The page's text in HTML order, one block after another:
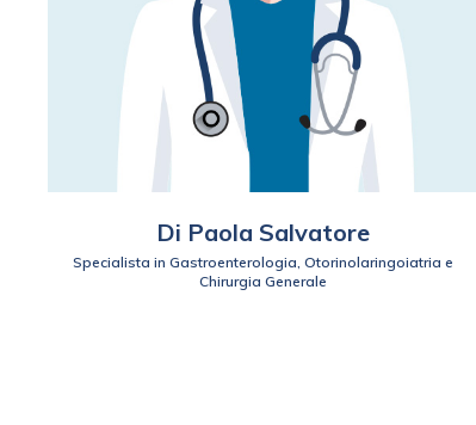
Di Paola Salvatore
Specialista in Gastroenterologia, Otorinolaringoiatria e
Chirurgia Generale